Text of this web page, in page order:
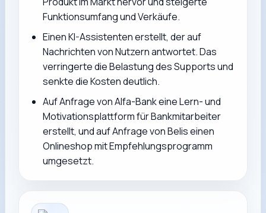
Funktionsumfang und Verkäufe.
Einen KI-Assistenten erstellt, der auf
Nachrichten von Nutzern antwortet. Das
verringerte die Belastung des Supports und
senkte die Kosten deutlich.
Auf Anfrage von Alfa-Bank eine Lern- und
Motivationsplattform für Bankmitarbeiter
erstellt, und auf Anfrage von Belis einen
Onlineshop mit Empfehlungsprogramm
umgesetzt.